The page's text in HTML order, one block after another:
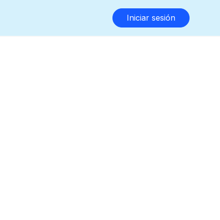
Iniciar sesión